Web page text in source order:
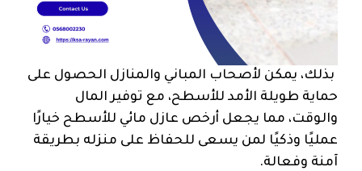
بذلك، يمكن لأصحاب المباني والمنازل الحصول على
حماية طويلة الأمد للأسطح، مع توفير المال
والوقت، مما يجعل أرخص عازل مائي للأسطح خيارًا
عمليًا وذكيًا لمن يسعى للحفاظ على منزله بطريقة
آمنة وفعالة.